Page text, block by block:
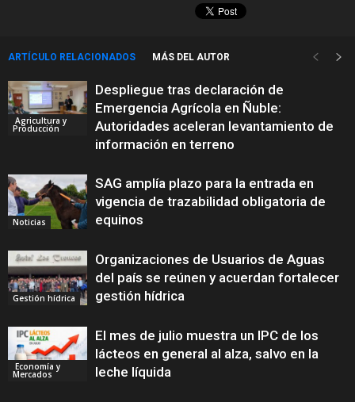
ARTÍCULO RELACIONADOS MÁS DEL AUTOR
Agricultura y
Producción
Despliegue tras declaración de
Emergencia Agrícola en Ñuble:
Autoridades aceleran levantamiento de
información en terreno
Noticias
SAG amplía plazo para la entrada en
vigencia de trazabilidad obligatoria de
equinos
Gestión hídrica
Organizaciones de Usuarios de Aguas
del país se reúnen y acuerdan fortalecer
gestión hídrica
Economía y
Mercados
El mes de julio muestra un IPC de los
lácteos en general al alza, salvo en la
leche líquida